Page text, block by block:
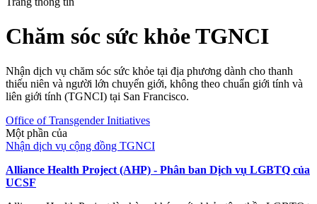
Chăm sóc sức khỏe TGNCI
Nhận dịch vụ chăm sóc sức khỏe tại địa phương dành cho thanh
thiếu niên và người lớn chuyển giới, không theo chuẩn giới tính và
liên giới tính (TGNCI) tại San Francisco.
Office of Transgender Initiatives
Một phần của
Nhận dịch vụ cộng đồng TGNCI
Alliance Health Project (AHP) - Phân ban Dịch vụ LGBTQ của
UCSF